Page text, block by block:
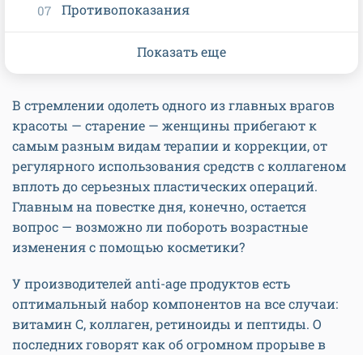
В стремлении одолеть одного из главных врагов
красоты — старение — женщины прибегают к
самым разным видам терапии и коррекции, от
регулярного использования средств с коллагеном
вплоть до серьезных пластических операций.
Главным на повестке дня, конечно, остается
вопрос — возможно ли побороть возрастные
изменения с помощью косметики?
У производителей anti-age продуктов есть
оптимальный набор компонентов на все случаи:
витамин C, коллаген, ретиноиды и пептиды. О
последних говорят как об огромном прорыве в
Противопоказания
Показать еще